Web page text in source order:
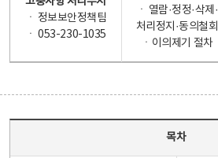
ㆍ 정보보안정책팀
ㆍ 053-230-1035
ㆍ 열람·정정·삭제·
처리정지·동의철회
ㆍ이의제기 절차
목차